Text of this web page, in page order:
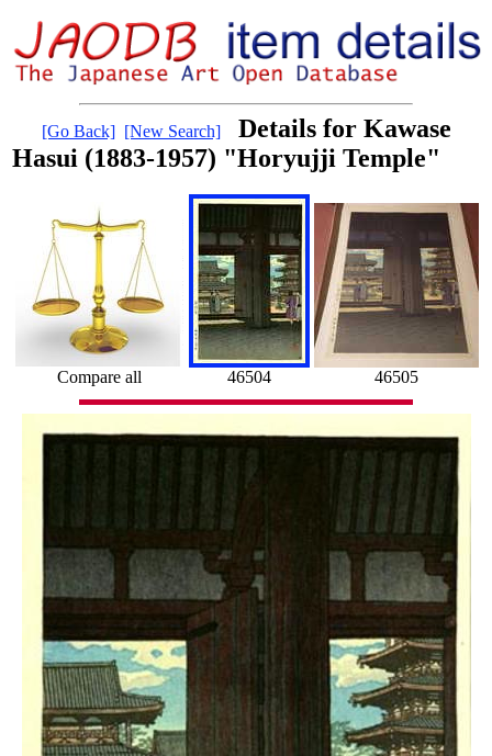
[Go Back] [New Search]
Details for Kawase
Hasui (1883-1957) "Horyujji Temple"
Compare all 46504 46505